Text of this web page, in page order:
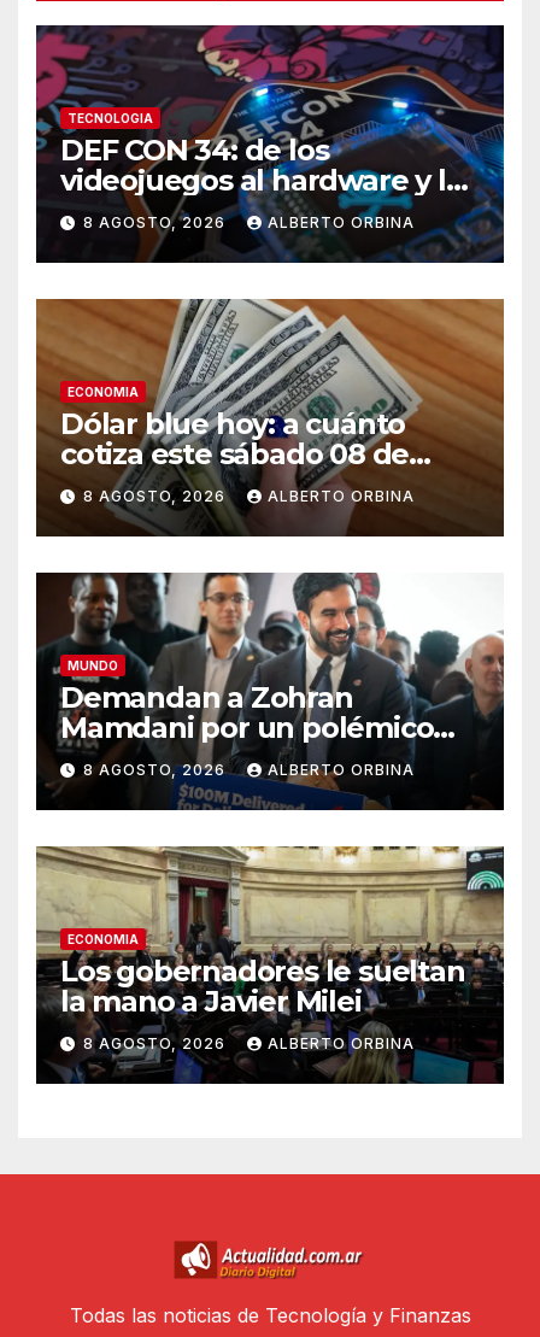
TECNOLOGIA
DEF CON 34: de los
videojuegos al hardware y los
autos, el llamado hacker a
recuperar el control de la
tecnología
8 AGOSTO, 2026 ALBERTO ORBINA
ECONOMIA
Dólar blue hoy: a cuánto
cotiza este sábado 08 de
agosto
8 AGOSTO, 2026 ALBERTO ORBINA
MUNDO
Demandan a Zohran
Mamdani por un polémico
impuesto inmobiliario que
podría afectar a miles de
personas
8 AGOSTO, 2026 ALBERTO ORBINA
ECONOMIA
Los gobernadores le sueltan
la mano a Javier Milei
8 AGOSTO, 2026 ALBERTO ORBINA
Todas las noticias de Tecnología y Finanzas